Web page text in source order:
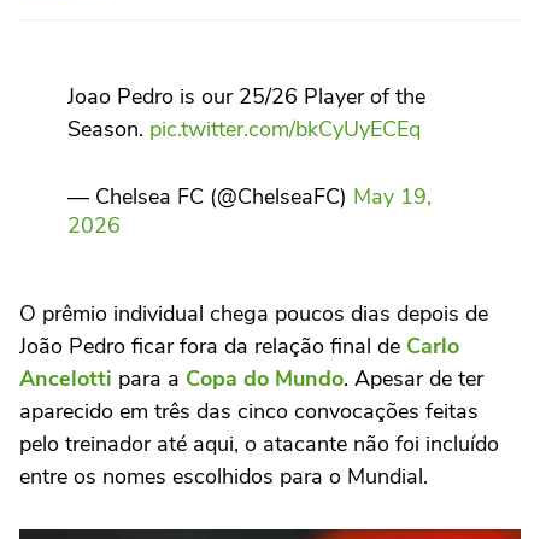
Joao Pedro is our 25/26 Player of the
Season. pic.twitter.com/bkCyUyECEq
— Chelsea FC (@ChelseaFC) May 19,
2026
O prêmio individual chega poucos dias depois de
João Pedro ficar fora da relação final de Carlo
Ancelotti para a Copa do Mundo. Apesar de ter
aparecido em três das cinco convocações feitas
pelo treinador até aqui, o atacante não foi incluído
entre os nomes escolhidos para o Mundial.